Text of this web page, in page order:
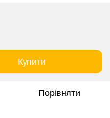
Купити
Порівняти